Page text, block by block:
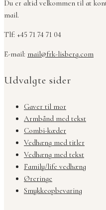
Du er altid velkommen til at
mail.
Tlf: +45 71 74 71 04
E-mail: mail@frk-lisberg.com
Udvalgte sider
Gaver til mor
Armbånd med tekst
Combi-kæder
Vedhæng med titler
Vedhæng med tekst
Family/life vedhæng
Øreringe
Smykkeopbevaring